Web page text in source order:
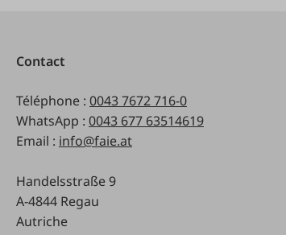
Contact
Téléphone : 0043 7672 716-0
WhatsApp : 0043 677 63514619
Email : info@faie.at
Handelsstraße 9
A-4844 Regau
Autriche